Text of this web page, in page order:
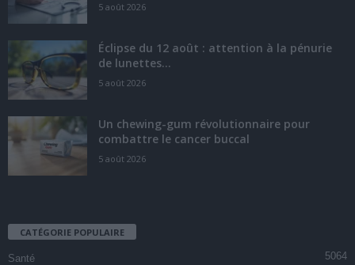
5 août 2026
Éclipse du 12 août : attention à la pénurie
de lunettes...
5 août 2026
Un chewing-gum révolutionnaire pour
combattre le cancer buccal
5 août 2026
CATÉGORIE POPULAIRE
Santé 5064